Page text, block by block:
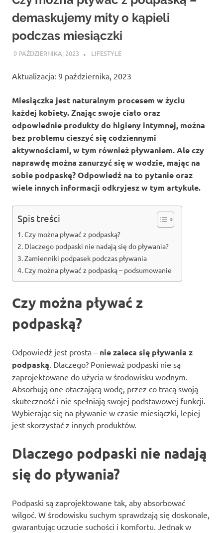
demaskujemy mity o kąpieli
podczas miesiączki
9 PAŹDZIERNIKA, 2023 ATROX
LIFESTYLE
Aktualizacja: 9 października, 2023
Miesiączka jest naturalnym procesem w życiu
każdej kobiety. Znając swoje ciało oraz
odpowiednie produkty do higieny intymnej, można
bez problemu cieszyć się codziennymi
aktywnościami, w tym również pływaniem. Ale czy
naprawdę można zanurzyć się w wodzie, mając na
sobie podpaskę? Odpowiedź na to pytanie oraz
wiele innych informacji odkryjesz w tym artykule.
Spis treści
Czy można pływać z podpaską?
Dlaczego podpaski nie nadają się do pływania?
Zamienniki podpasek podczas pływania
Czy można pływać z podpaską – podsumowanie
Czy można pływać z
podpaską?
Odpowiedź jest prosta – nie zaleca się pływania z
podpaską. Dlaczego? Ponieważ podpaski nie są
zaprojektowane do użycia w środowisku wodnym.
Absorbują one otaczającą wodę, przez co tracą swoją
skuteczność i nie spełniają swojej podstawowej funkcji.
Wybierając się na pływanie w czasie miesiączki, lepiej
jest skorzystać z innych produktów.
Dlaczego podpaski nie nadają
się do pływania?
Podpaski są zaprojektowane tak, aby absorbować
wilgoć. W środowisku suchym sprawdzają się doskonale,
gwarantując uczucie suchości i komfortu. Jednak w